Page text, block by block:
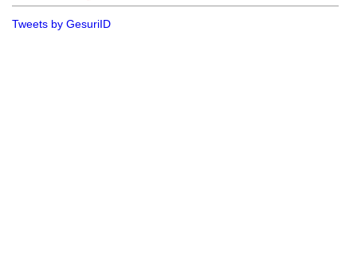
Tweets by GesuriID